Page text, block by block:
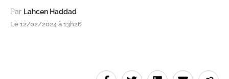
Par Lahcen Haddad
Le 12/02/2024 à 13h26